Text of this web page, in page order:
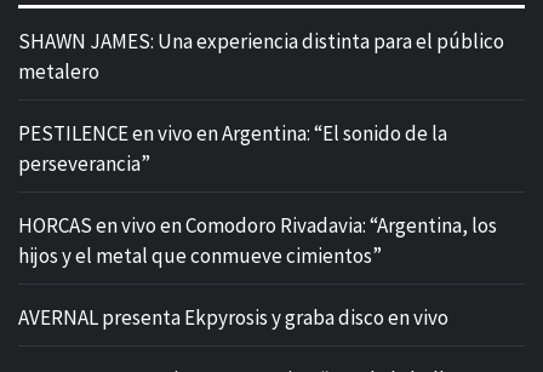
SHAWN JAMES: Una experiencia distinta para el público
metalero
PESTILENCE en vivo en Argentina: “El sonido de la
perseverancia”
HORCAS en vivo en Comodoro Rivadavia: “Argentina, los
hijos y el metal que conmueve cimientos”
AVERNAL presenta Ekpyrosis y graba disco en vivo